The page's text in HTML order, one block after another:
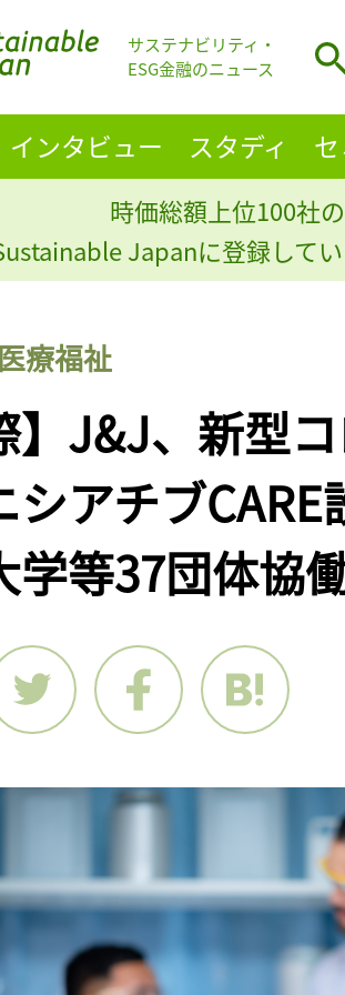
サステナビリティ・
ESG金融のニュース
インタビュー スタディ
時価総額上位100社
Japanに登録して
療福祉
】J&J、新型
シアチブ
学等37団体協